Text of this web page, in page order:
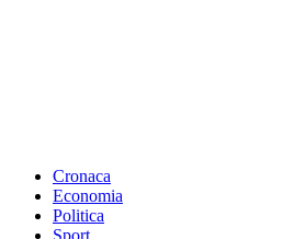
Cronaca
Economia
Politica
Sport